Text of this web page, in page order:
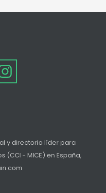
y directorio líder para
(CCI - MICE) en España,